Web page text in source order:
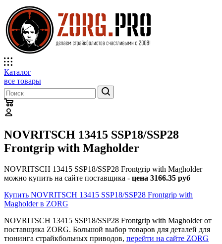
Каталог
все товары
NOVRITSCH 13415 SSP18/SSP28
Frontgrip with Magholder
NOVRITSCH 13415 SSP18/SSP28 Frontgrip with Magholder
можно купить на сайте поставщика - цена 3166.35 руб
Купить NOVRITSCH 13415 SSP18/SSP28 Frontgrip with
Magholder в ZORG
NOVRITSCH 13415 SSP18/SSP28 Frontgrip with Magholder от
поставщика ZORG. Большой выбор товаров для деталей для
тюнинга страйкбольных приводов, перейти на сайте ZORG